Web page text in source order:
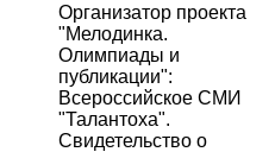
Организатор проекта
"Мелодинка.
Олимпиады и
публикации":
Всероссийское СМИ
"Талантоха".
Свидетельство о